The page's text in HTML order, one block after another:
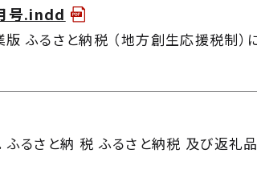
号.indd
ふるさと納税 （地方創生応援税制）
るさと納 税 ふるさと納税 及び返礼